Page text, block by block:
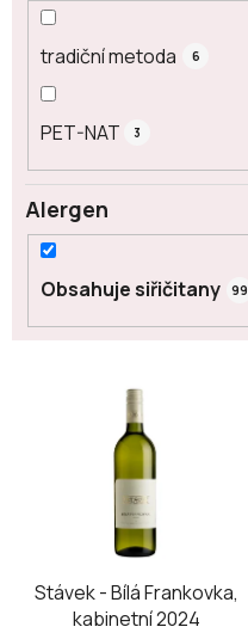
tradiční metoda 6
PET-NAT 3
Alergen
Obsahuje siřičitany 99
Stávek - Bílá Frankovka,
kabinetní 2024